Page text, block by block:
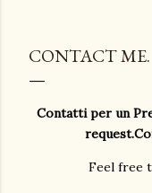
CONTACT ME.
Contatti per un
Feel free